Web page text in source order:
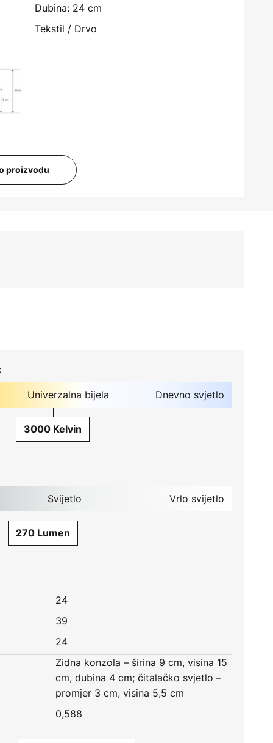
Dubina: 24 cm
Tekstil / Drvo
proizvodu
Univerzalna bijela Dnevno svjetlo
3000 Kelvin
Svijetlo Vrlo svijetlo
270 Lumen
24
39
24
Zidna konzola – širina 9 cm, visina 15
cm, dubina 4 cm; čitalačko svjetlo –
promjer 3 cm, visina 5,5 cm
0,588